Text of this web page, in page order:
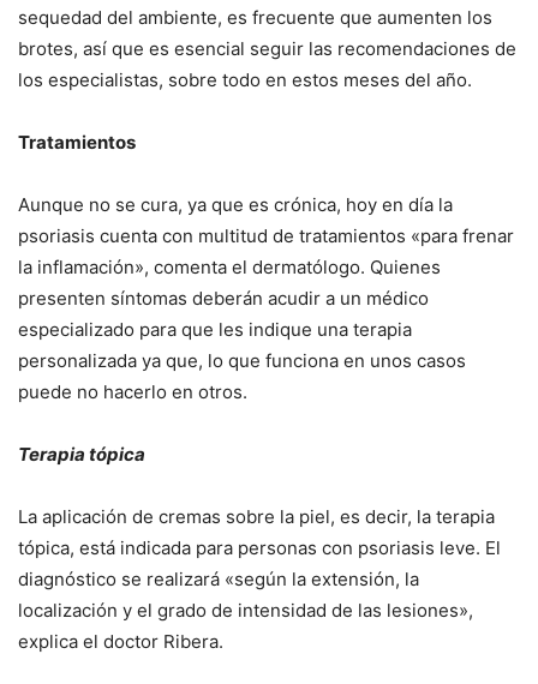
sequedad del ambiente, es frecuente que aumenten los
brotes, así que es esencial seguir las recomendaciones de
los especialistas, sobre todo en estos meses del año.
Tratamientos
Aunque no se cura, ya que es crónica, hoy en día la
psoriasis cuenta con multitud de tratamientos «para frenar
la inflamación», comenta el dermatólogo. Quienes
presenten síntomas deberán acudir a un médico
especializado para que les indique una terapia
personalizada ya que, lo que funciona en unos casos
puede no hacerlo en otros.
Terapia tópica
La aplicación de cremas sobre la piel, es decir, la terapia
tópica, está indicada para personas con psoriasis leve. El
diagnóstico se realizará «según la extensión, la
localización y el grado de intensidad de las lesiones»,
explica el doctor Ribera.